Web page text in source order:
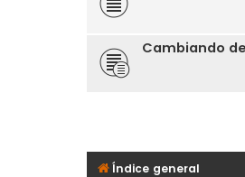
Cambiando
Índice general